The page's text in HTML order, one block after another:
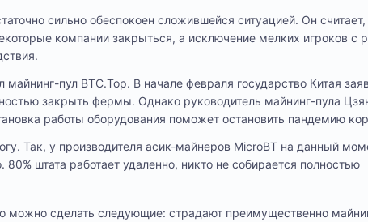
сильно обеспокоен сложившейся ситуацией. Он считает,
компании закрыться, а исключение мелких игроков с
пул BTC.Top. В начале февраля государство Китая
закрыть фермы. Однако руководитель майнинг-пула
работы оборудования поможет остановить пандемию
Так, у производителя асик-майнеров MicroBT на данный
80% штата работает удаленно, никто не собирается полностью
можно сделать следующие: страдают преимущественно